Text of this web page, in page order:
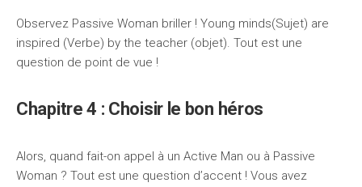
Observez Passive Woman briller ! Young minds(Sujet) are
inspired (Verbe) by the teacher (objet). Tout est une
question de point de vue !
Chapitre 4 : Choisir le bon héros
Alors, quand fait-on appel à un Active Man ou à Passive
Woman ? Tout est une question d’accent ! Vous avez